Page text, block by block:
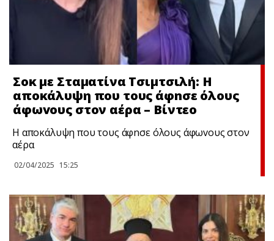
Σoκ με Σταματίνα Τσιμτσιλή: Η
απoκάλυψη που τους άφnσε όλους
άφωvους στον αέρα – Bίντεo
Η απoκάλυψη που τους άφnσε όλους άφωvους στον
αέρα
02/04/2025 15:25